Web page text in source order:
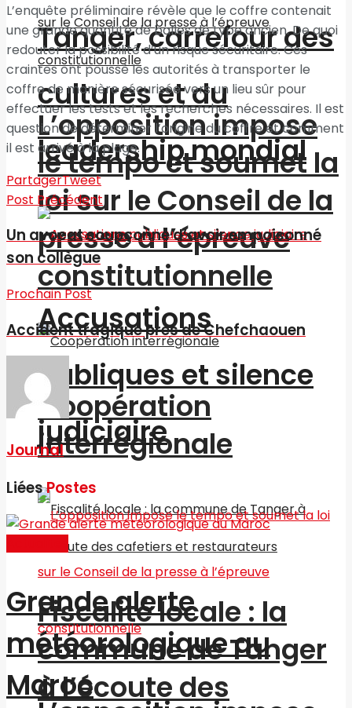
L’opposition impose
le tempo et soumet la
loi sur le Conseil de la
presse à l’épreuve
constitutionnelle
Coopération
interrégionale
Fiscalité locale : la
commune de Tanger
à l’écoute des
Tanger, carrefour des
cultures et du
leadership mondial
Accusations
publiques et silence
judiciaire
L’enquête préliminaire révèle que le coffre contenait
une grande quantité de balles de type ancien. De quoi
redouter la possibilité d’un risque sécuritaire. Ces
craintes ont poussé les autorités à transporter le
coffre de manière sécurisée vers un lieu sûr pour
effectuer les tests et les recherches nécessaires. Il est
question de déterminer l’origine du coffre et comment
il est arrivé à la plage.
PartagerTweet
Post Précédent
Un avocat soupçonné d’avoir empoisonné
son collègue
Prochain Post
Accident tragique près de Chefchaouen
Journal
LiéesPostes
Grande alerte
météorologique au
Maroc